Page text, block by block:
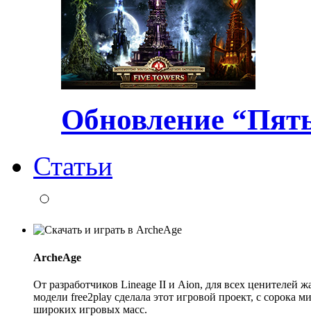
Обновление
Статьи
ArcheAge
От разработчиков Lineage II и Aion, для всех ценителей
модели free2play сделала этот игровой проект, с
широких игровых масс.